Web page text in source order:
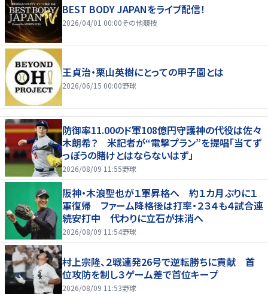
BEST BODY JAPANをライブ配信！
2026/04/01 00:00その他競技
王貞治・栗山英樹にとっての甲子園とは
2026/06/15 00:00野球
防御率11.00のド軍108億円守護神の代役は佐々
木朗希？ 米記者が“電撃プラン”を提唱「当てず
っぽうの賭けとはならないはず」
2026/08/09 11:55野球
阪神・木浪聖也が１軍昇格へ 約１カ月ぶりに１
軍復帰 ファーム降格後は打率・２３４も４試合連
続安打中 代わりに立石が抹消へ
2026/08/09 11:54野球
村上宗隆、２戦連発26号で逆転勝ちに貢献 首
位攻防を制し３ゲーム差で首位キープ
2026/08/09 11:53野球